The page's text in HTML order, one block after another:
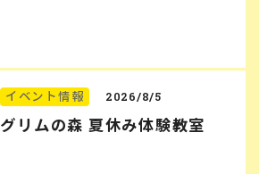
イベント情報 2026/8/5
グリムの森 夏休み体験教室